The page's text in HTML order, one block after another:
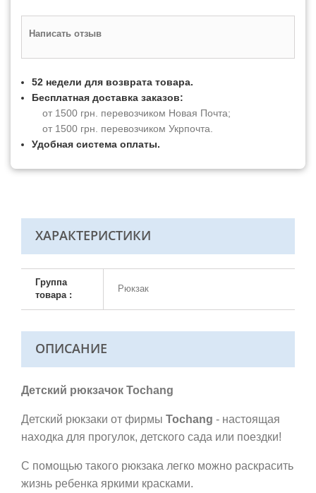
Написать отзыв
52 недели для возврата товара.
Бесплатная доставка заказов:
от 1500 грн. перевозчиком Новая Почта;
от 1500 грн. перевозчиком Укрпочта.
Удобная система оплаты.
ХАРАКТЕРИСТИКИ
Группа
товара :
Рюкзак
ОПИСАНИЕ
Детский рюкзачок Tochang
Детский рюкзаки от фирмы Tochang - настоящая
находка для прогулок, детского сада или поездки!
С помощью такого рюкзака легко можно раскрасить
жизнь ребенка яркими красками.